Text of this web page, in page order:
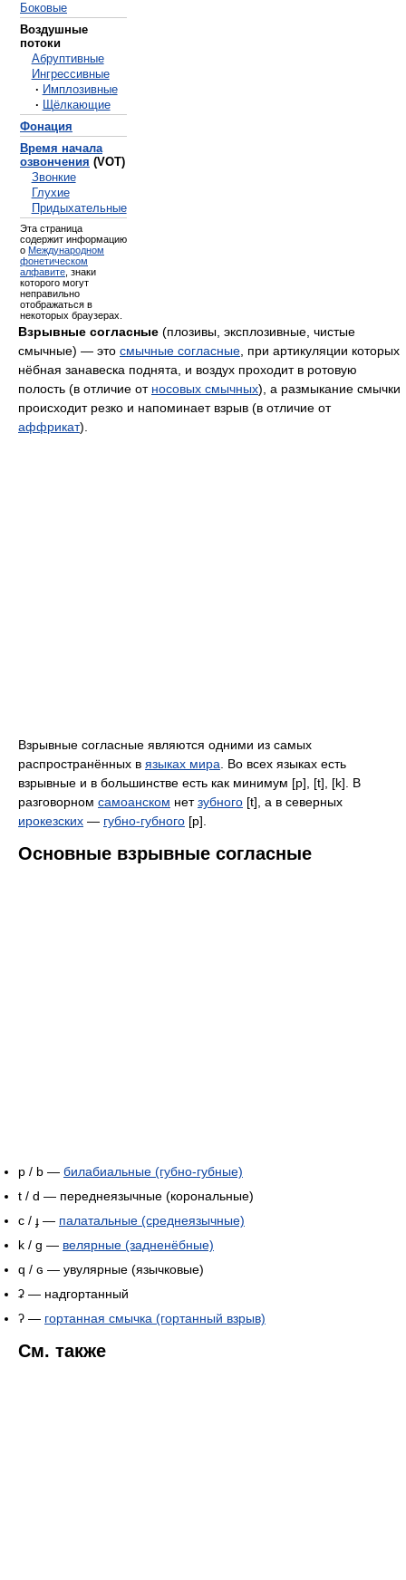
Боковые
Воздушные
потоки
Абруптивные
Ингрессивные
· Имплозивные
· Щёлкающие
Фонация
Время начала
озвончения (VOT)
Звонкие
Глухие
Придыхательные
Эта страница
содержит информацию
о Международном
фонетическом
алфавите , знаки
которого могут
неправильно
отображаться в
некоторых браузерах.
Взрывные согласные (плозивы, эксплозивные, чистые
смычные) — это смычные согласные , при артикуляции которых
нёбная занавеска поднята, и воздух проходит в ротовую
полость (в отличие от носовых смычных), а размыкание смычки
происходит резко и напоминает взрыв (в отличие от
аффрикат).
Взрывные согласные являются одними из самых
распространённых в языках мира . Во всех языках есть
взрывные и в большинстве есть как минимум [p], [t], [k]. В
разговорном самоанском нетзубного [t], а в северных
ирокезских — губно-губного [p].
Основные взрывные согласные
p / b — билабиальные (губно-губные)
t / d — переднеязычные (корональные)
c / ɟ — палатальные (среднеязычные)
k / g — велярные (задненёбные)
q / ɢ — увулярные (язычковые)
ʡ — надгортанный
ʔ — гортанная смычка (гортанный взрыв)
См. также